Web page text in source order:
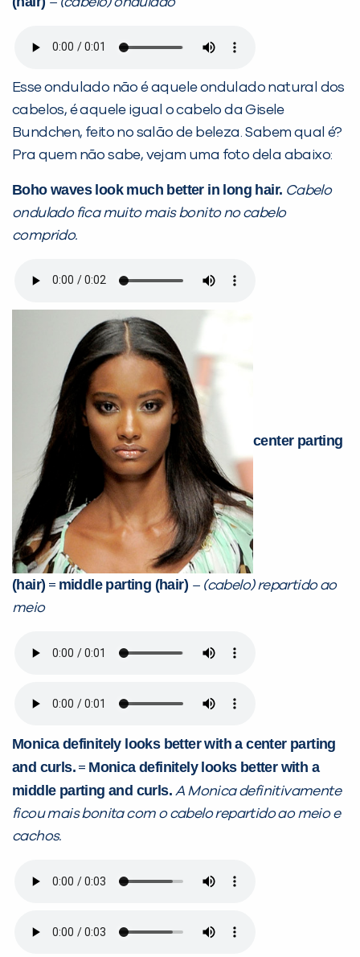
Esse ondulado não é aquele ondulado natural dos
cabelos, é aquele igual o cabelo da Gisele
Bundchen, feito no salão de beleza. Sabem qual é?
Pra quem não sabe, vejam uma foto dela abaixo:
Boho waves look much better in long hair. Cabelo
ondulado fica muito mais bonito no cabelo
comprido.
center parting
(hair) = middle parting (hair) – (cabelo) repartido ao
meio
Monica definitely looks better with a center parting
and curls. = Monica definitely looks better with a
middle parting and curls.A Monica definitivamente
ficou mais bonita com o cabelo repartido ao meio e
cachos.